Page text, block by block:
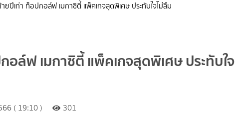
ยปีเก่า ท็อปกอล์ฟ เมกาซิตี้ แพ็คเกจสุดพิเศษ ประทับใจไม่ลืม
ล์ฟ เมกาซิตี้ แพ็คเกจสุดพิเศษ ประทับใจ
( 19:10 ) 301